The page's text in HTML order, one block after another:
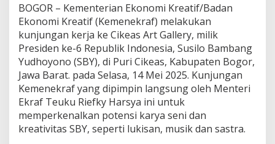
r
y
S
B
Y
P
e
r
k
e
n
BOGOR – Kementerian Ekonomi Kreatif/Badan
Ekonomi Kreatif (Kemenekraf) melakukan
kunjungan kerja ke Cikeas Art Gallery, milik
Presiden ke-6 Republik Indonesia, Susilo Bambang
Yudhoyono (SBY), di Puri Cikeas, Kabupaten Bogor,
Jawa Barat. pada Selasa, 14 Mei 2025. Kunjungan
Kemenekraf yang dipimpin langsung oleh Menteri
Ekraf Teuku Riefky Harsya ini untuk
memperkenalkan potensi karya seni dan
kreativitas SBY, seperti lukisan, musik dan sastra.